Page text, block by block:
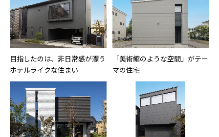
目指したのは、非日常感が漂う
ホテルライクな住まい
「美術館のような空間」がテー
マの住宅